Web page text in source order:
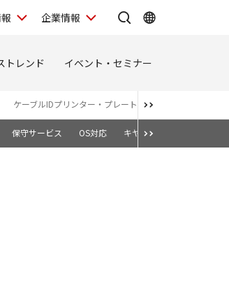
企業情報
トレンド イベント・セミナー
ケーブルIDプリンター・プレート＆シートプリンター
保守サービス OS対応 キヤノン純正トナーカート